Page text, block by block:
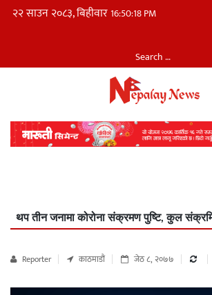
२२ साउन २०८३, बिहीवार16:50:19 PM
थप तीन जनामा कोरोना संक्रमण पुष्टि, कुल
Reporter काठमाडौं जेठ ८, २०७७